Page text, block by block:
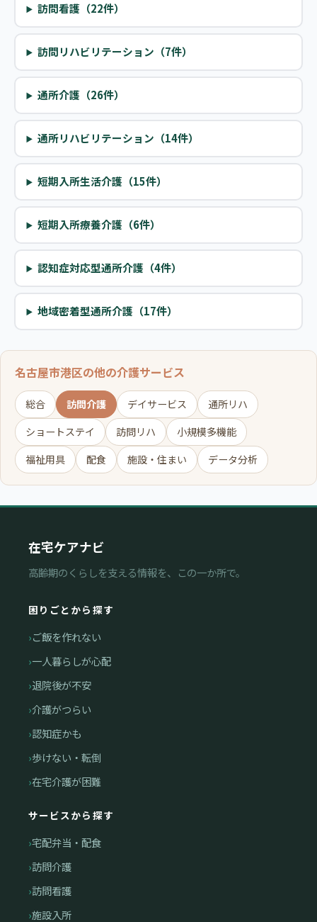
訪問看護（22件）
訪問リハビリテーション（7件）
通所介護（26件）
通所リハビリテーション（14件）
短期入所生活介護（15件）
短期入所療養介護（6件）
認知症対応型通所介護（4件）
地域密着型通所介護（17件）
名古屋市港区の他の介護サービス
総合 訪問介護 デイサービス
通所リハ
ショートステイ
訪問リハ
小規模多機能
福祉用具
配食 施設・住まい データ分析
在宅ケアナビ
高齢期のくらしを支える情報を、この一か所で。
困りごとから探す
ご飯を作れない
一人暮らしが心配
退院後が不安
介護がつらい
認知症かも
歩けない・転倒
在宅介護が困難
サービスから探す
宅配弁当・配食
訪問介護
訪問看護
施設入所